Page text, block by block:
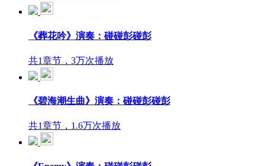
《葬花吟》演奏：碰碰彭碰彭
共1章节，3万次播放
《碧海潮生曲》演奏：碰碰彭碰彭
共1章节，1.6万次播放